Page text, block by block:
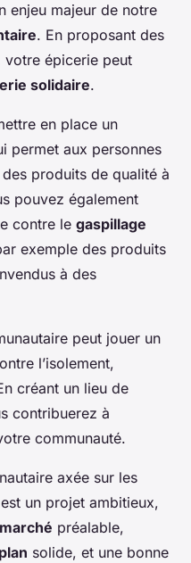
enjeu majeur de notre
. En proposant des
épicerie peut
solidaire.
en place un
permet aux personnes
des produits de qualité à
pouvez également
contre le gaspillage
exemple des produits
à des
peut jouer un
l’isolement,
créant un lieu de
contribuerez à
communauté.
axée sur les
un projet ambitieux,
préalable,
solide, et une bonne